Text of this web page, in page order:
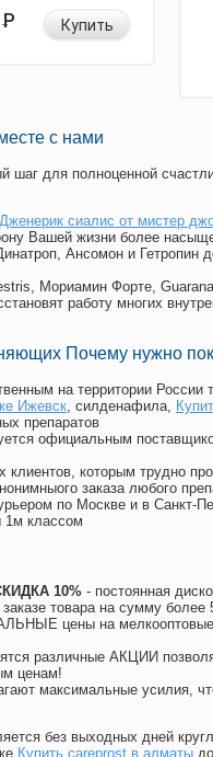
Р Купить
с нами
шаг для полноценной
Дженерик сиалис от мистер
Вашей жизни более
Ансомон и Гетропин
Мориамин Форте,
работу многих
Почему нужно
на территории России
Ижевск, силденафила,
препаратов
официальным
которым трудно
заказа любого
по Москве и в Санкт-
1м классом
10% - постоянная
заказе товара на сумму более
цены на мелкооптовые
различные АКЦИИ
ценам!
максимальные усилия,
без выходных дней
Купить careprost в алматы